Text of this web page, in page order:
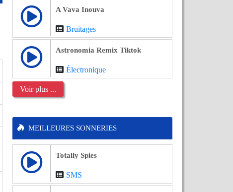
A Vava Inouva
Bruitages
Astronomia Remix Tiktok
Électronique
Voir plus ...
MEILLEURES SONNERIES
Totally Spies
SMS